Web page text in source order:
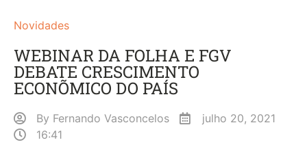
Novidades
WEBINAR DA FOLHA E FGV
DEBATE CRESCIMENTO
ECONÕMICO DO PAÍS
By Fernando Vasconcelos
julho 20, 2021
16:41